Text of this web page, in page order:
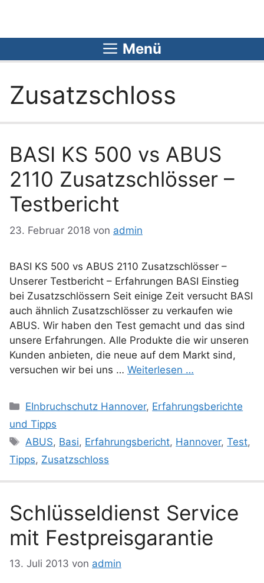
springen
Menü
Zusatzschloss
BASI KS 500 vs ABUS
2110 Zusatzschlösser –
Testbericht
23. Februar 2018 von admin
BASI KS 500 vs ABUS 2110 Zusatzschlösser –
Unserer Testbericht – Erfahrungen BASI Einstieg
bei Zusatzschlössern Seit einige Zeit versucht BASI
auch ähnlich Zusatzschlösser zu verkaufen wie
ABUS. Wir haben den Test gemacht und das sind
unsere Erfahrungen. Alle Produkte die wir unseren
Kunden anbieten, die neue auf dem Markt sind,
versuchen wir bei uns … Weiterlesen …
Kategorien
EInbruchschutz Hannover, Erfahrungsberichte
und Tipps
Schlagwörter
ABUS, Basi, Erfahrungsbericht, Hannover,Test,
Tipps, Zusatzschloss
Schlüsseldienst Service
mit Festpreisgarantie
13. Juli 2013 von admin